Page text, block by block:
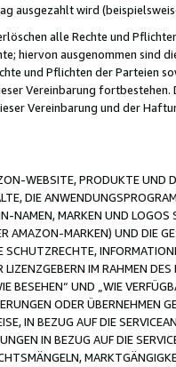
ausgezahlt wird
alle Rechte und
hiervon ausgenommen sind
und Pflichten der Parteien
Vereinbarung
Vereinbarung und der
WEBSITE, PRODUKTE UND
DIE
NAMEN, MARKEN UND
AMAZON-MARKEN) UND DIE
SCHUTZRECHTE,
IM RAHMEN
BESEHEN“ UND „WIE
ODER ÜBERNEHMEN
IN BEZUG AUF DIE
IN BEZUG AUF DIE